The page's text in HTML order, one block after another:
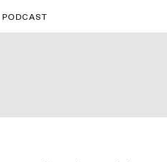
PODCAST